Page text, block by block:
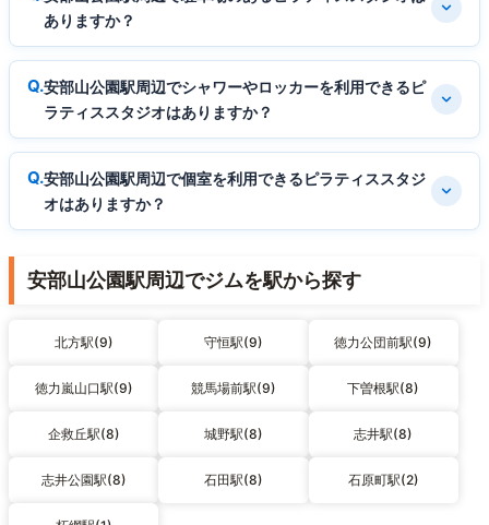
ありますか？
安部山公園駅周辺でシャワーやロッカーを利用できるピ
ラティススタジオはありますか？
安部山公園駅周辺で個室を利用できるピラティススタジ
オはありますか？
安部山公園駅周辺でジムを駅から探す
北方駅(9) 守恒駅(9) 徳力公団前駅(9)
徳力嵐山口駅(9) 競馬場前駅(9) 下曽根駅(8)
企救丘駅(8) 城野駅(8) 志井駅(8)
志井公園駅(8) 石田駅(8) 石原町駅(2)